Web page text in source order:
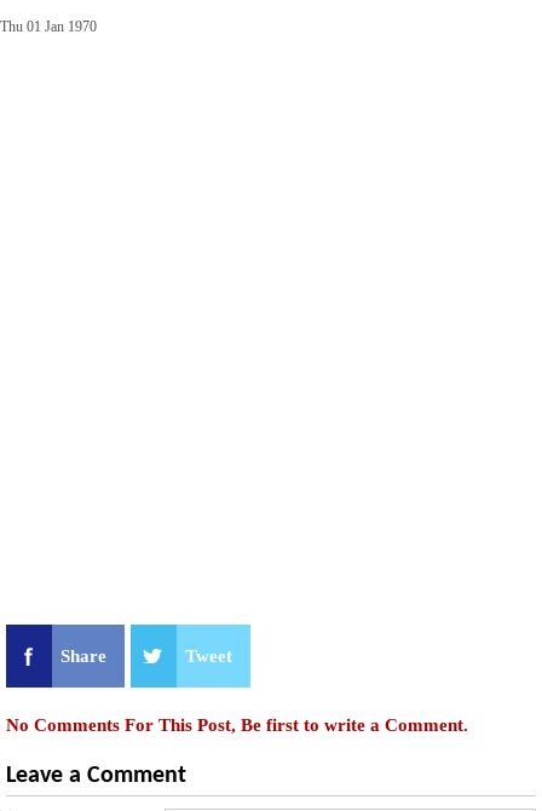
Thu 01 Jan 1970
Share Tweet
No Comments For This Post, Be first to write a Comment.
Leave a Comment